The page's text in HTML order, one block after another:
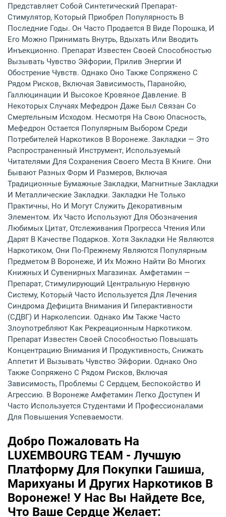
Представляет Собой Синтетический Препарат-
Стимулятор, Который Приобрел Популярность В
Последние Годы. Он Часто Продается В Виде Порошка, И
Его Можно Принимать Внутрь, Вдыхать Или Вводить
Инъекционно. Препарат Известен Своей Способностью
Вызывать Чувство Эйфории, Прилив Энергии И
Обострение Чувств. Однако Оно Также Сопряжено С
Рядом Рисков, Включая Зависимость, Паранойю,
Галлюцинации И Высокое Кровяное Давление. В
Некоторых Случаях Мефедрон Даже Был Связан Со
Смертельным Исходом. Несмотря На Свою Опасность,
Мефедрон Остается Популярным Выбором Среди
Потребителей Наркотиков В Воронеже. Закладки — Это
Распространенный Инструмент, Используемый
Читателями Для Сохранения Своего Места В Книге. Они
Бывают Разных Форм И Размеров, Включая
Традиционные Бумажные Закладки, Магнитные Закладки
И Металлические Закладки. Закладки Не Только
Практичны, Но И Могут Служить Декоративным
Элементом. Их Часто Используют Для Обозначения
Любимых Цитат, Отслеживания Прогресса Чтения Или
Дарят В Качестве Подарков. Хотя Закладки Не Являются
Наркотиком, Они По-Прежнему Являются Популярным
Предметом В Воронеже, И Их Можно Найти Во Многих
Книжных И Сувенирных Магазинах. Амфетамин —
Препарат, Стимулирующий Центральную Нервную
Систему, Который Часто Используется Для Лечения
Синдрома Дефицита Внимания И Гиперактивности
(СДВГ) И Нарколепсии. Однако Им Также Часто
Злоупотребляют Как Рекреационным Наркотиком.
Препарат Известен Своей Способностью Повышать
Концентрацию Внимания И Продуктивность, Снижать
Аппетит И Вызывать Чувство Эйфории. Однако Оно
Также Сопряжено С Рядом Рисков, Включая
Зависимость, Проблемы С Сердцем, Беспокойство И
Агрессию. В Воронеже Амфетамин Легко Доступен И
Часто Используется Студентами И Профессионалами
Для Повышения Успеваемости.
Добро Пожаловать На
LUXEMBOURG TEAM - Лучшую
Платформу Для Покупки Гашиша,
Марихуаны И Других Наркотиков В
Воронеже! У Нас Вы Найдете Все,
Что Ваше Сердце Желает: